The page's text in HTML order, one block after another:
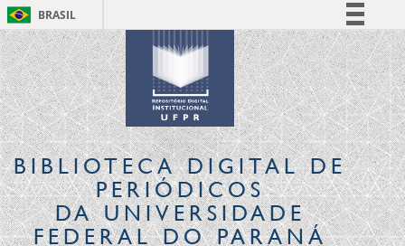
BRASIL
Simplifique!
Comunica BR
Participe
Acesso à informação
Legislação
Canais
BIBLIOTECA DIGITALDE
PERIÓDICOS
DA UNIVERSIDADE
FEDERAL DO PARANÁ